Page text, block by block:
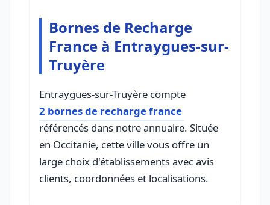
Bornes de Recharge
France à Entraygues-sur-
Truyère
Entraygues-sur-Truyère compte
2 bornes de recharge france
référencés dans notre annuaire. Située
en Occitanie, cette ville vous offre un
large choix d'établissements avec avis
clients, coordonnées et localisations.